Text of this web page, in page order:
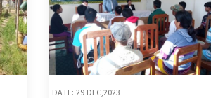
DATE: 29 DEC,2023